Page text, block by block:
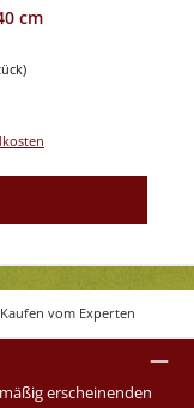
cm
Kaufen vom Experten
erscheinenden